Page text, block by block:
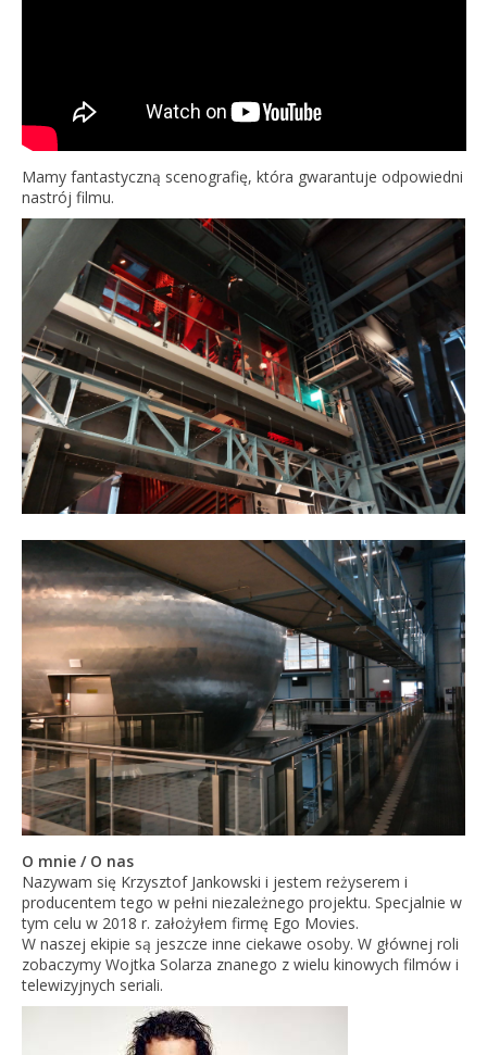
Mamy fantastyczną scenografię, która gwarantuje odpowiedni
nastrój filmu.
O mnie / O nas
Nazywam się Krzysztof Jankowski i jestem reżyserem i
producentem tego w pełni niezależnego projektu. Specjalnie w
tym celu w 2018 r. założyłem firmę Ego Movies.
W naszej ekipie są jeszcze inne ciekawe osoby. W głównej roli
zobaczymy Wojtka Solarza znanego z wielu kinowych filmów i
telewizyjnych seriali.